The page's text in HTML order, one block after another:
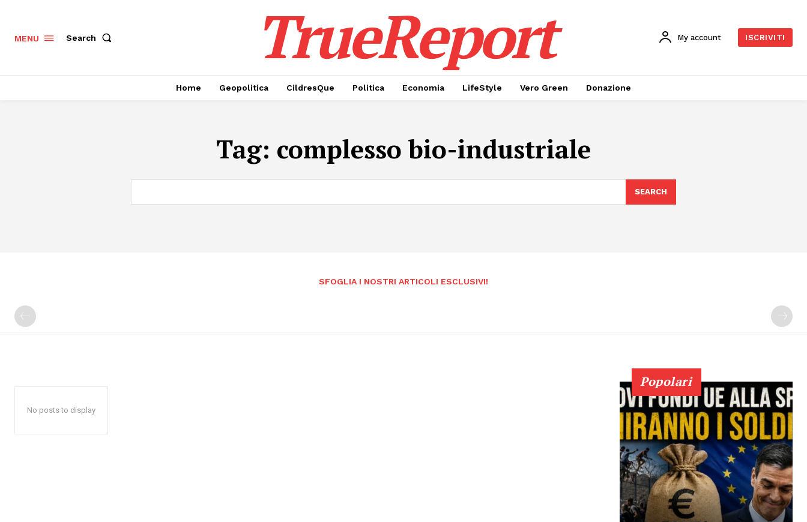
MENU Search TrueReport My account ISCRIVITI
Home Geopolitica CildresQue Politica Economia LifeStyle Vero Green Donazione
Tag: complesso bio-industriale
SEARCH
SFOGLIA I NOSTRI ARTICOLI ESCLUSIVI!
No posts to display
Popolari